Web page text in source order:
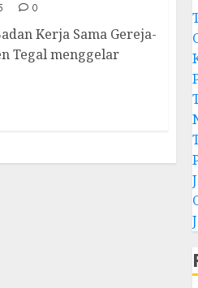
0
Kerja Sama Gereja-
Tegal menggelar